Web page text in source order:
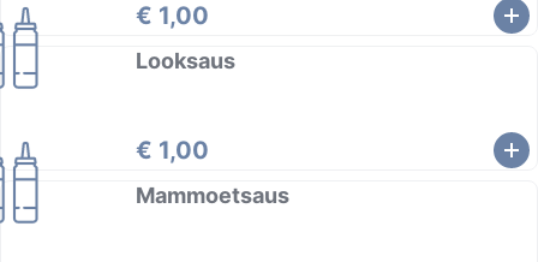
€ 1,00
Looksaus
€ 1,00
Mammoetsaus